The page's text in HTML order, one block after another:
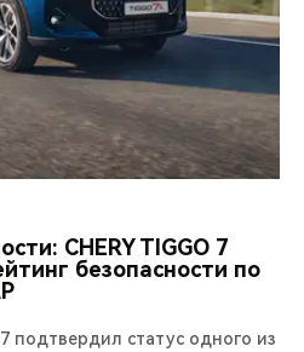
CHERY TIGGO 7
безопасности по
7 подтвердил статус одного из